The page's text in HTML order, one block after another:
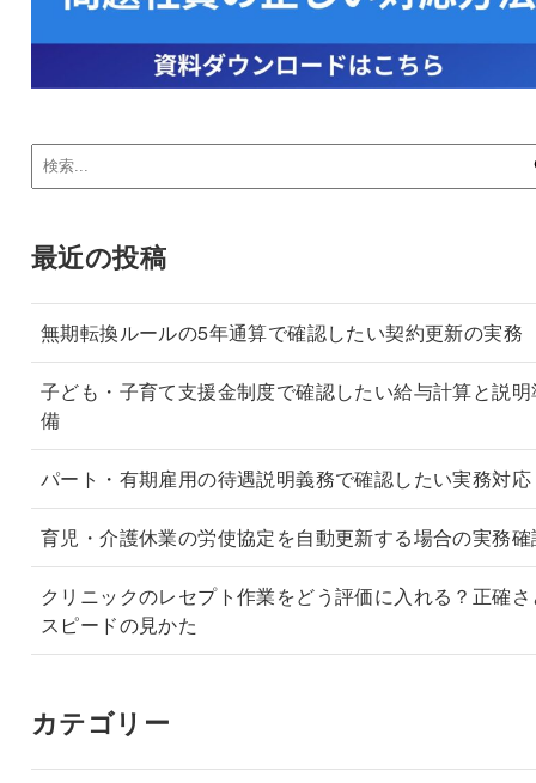
最近の投稿
無期転換ルールの5年通算で確認したい契約更新の実務
子ども・子育て支援金制度で確認したい給与計算と説明
備
パート・有期雇用の待遇説明義務で確認したい実務対応
育児・介護休業の労使協定を自動更新する場合の実務確
クリニックのレセプト作業をどう評価に入れる？正確
スピードの見かた
カテゴリー